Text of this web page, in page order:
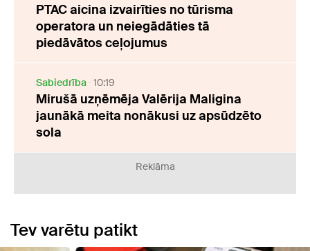
PTAC aicina izvairīties no tūrisma
operatora un neiegādāties tā
piedāvātos ceļojumus
Sabiedrība 10:19
Mirušā uzņēmēja Valērija Maligina
jaunākā meita nonākusi uz apsūdzēto
sola
Reklāma
Tev varētu patikt